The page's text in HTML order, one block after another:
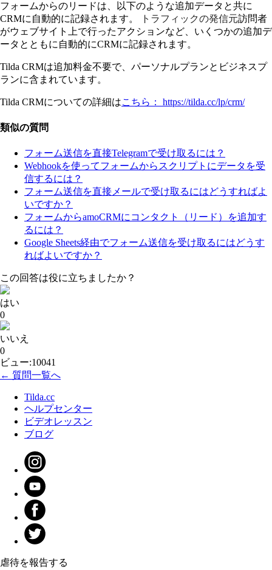
フォームからのリードは、以下のような追加データと共に
CRMに自動的に記録されます。
トラフィックの発信元訪問者
がウェブサイト上で行ったアクションなど、いくつかの追加デ
ータとともに自動的にCRMに記録されます。
Tilda CRMは追加料金不要で、パーソナルプランとビジネスプ
ランに含まれています。
Tilda CRMについての詳細はこちら： https://tilda.cc/lp/crm/
類似の質問
フォーム送信を直接Telegramで受け取るには？
Webhookを使ってフォームからスクリプトにデータを受
信するには？
フォーム送信を直接メールで受け取るにはどうすればよ
いですか？
フォームからamoCRMにコンタクト（リード）を追加す
るには？
Google Sheets経由でフォーム送信を受け取るにはどうす
ればよいですか？
この回答は役に立ちましたか？
はい
0
いいえ
0
ビュー:10041
← 質問一覧へ
Tilda.cc
ヘルプセンター
ビデオレッスン
ブログ
虐待を報告する